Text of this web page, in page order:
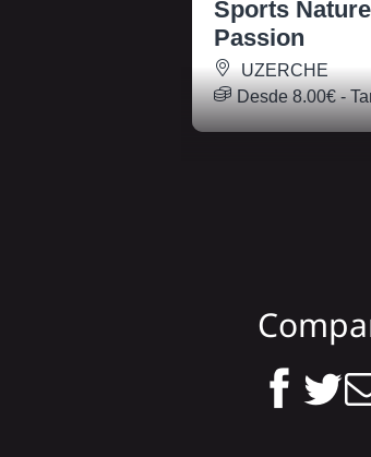
Sports
Passion
UZERCHE
Desde8.00€-